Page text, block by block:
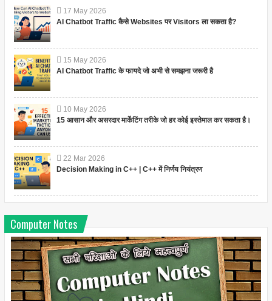
17 May 2026
AI Chatbot Traffic कैसे Websites पर Visitors ला सकता है?
15 May 2026
AI Chatbot Traffic के फायदे जो अभी से समझना जरूरी है
10 May 2026
15 आसान और असरदार मार्केटिंग तरीके जो हर कोई इस्तेमाल कर सकता है।
22 Mar 2026
Decision Making in C++ | C++ में निर्णय नियंत्रण
Computer Notes